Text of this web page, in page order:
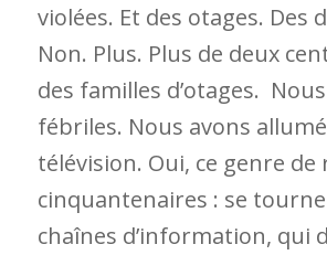
violées. Et des otages. Des
Non. Plus. Plus de deux
des familles d’otages.
fébriles. Nous avons
télévision. Oui, ce genre de
cinquantenaires : se
chaînes d’information, qui